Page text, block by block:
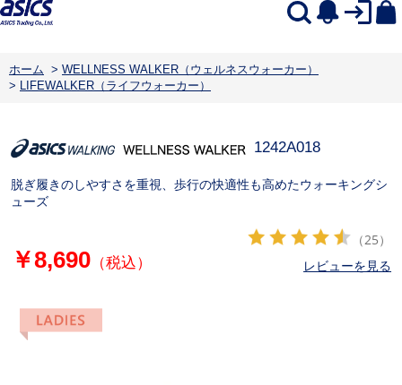
ホーム > WELLNESS WALKER（ウェルネスウォーカー）
> LIFEWALKER（ライフウォーカー）
1242A018
脱ぎ履きのしやすさを重視、歩行の快適性も高めたウォーキングシ
ューズ
￥8,690（税込）
（25）
レビューを見る